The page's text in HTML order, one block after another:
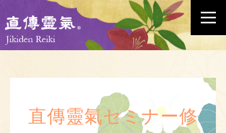
直傳靈氣セミナー修